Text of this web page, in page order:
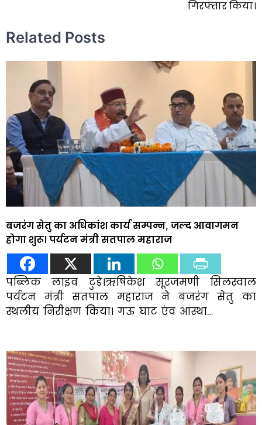
गिरफ्तार किया।
Related Posts
बजरंग सेतु का अधिकांश कार्य सम्पन्न, जल्द आवागमन
होगा शुरू। पर्यटन मंत्री सतपाल महाराज
पब्लिक लाइव टुडे।ऋषिकेश सूरजमणी सिलस्वाल
पर्यटन मंत्री सतपाल महाराज ने बजरंग सेतु का
स्थलीय निरीक्षण किया। गऊ घाट एंव आस्था…